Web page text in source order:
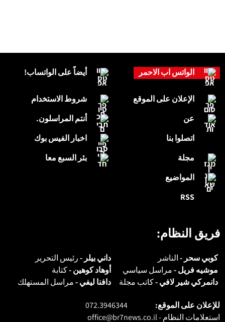
أيضاً على الواتساب!
شروط الاستخدام
أنتم المراسلون.
اخبار الفيس بوك
بئر السبع معا
الواتس اب الاحمر
الإعلان على الموقع
عن
اتصلوا بنا
مجلة
المواضيع
RSS
فريق النظام:
كوبي سحر -الناشر داني بيلر -رئيس التحرير
موشيه فريل -مراسل سياسي أوهاد كوهين -كتابة
دانمركي شير لافي -كاتب مجلة دافنا ليفي -مراسل المستهلك
للإعلان على الموقع:
072.3946344
استعلامات النظام -office@br7news.co.il